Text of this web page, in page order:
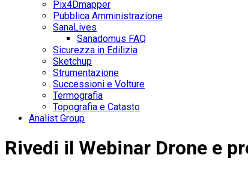
Pix4Dmapper
Pubblica Amministrazione
SanaLives
Sanadomus FAQ
Sicurezza in Edilizia
Sketchup
Strumentazione
Successioni e Volture
Termografia
Topografia e Catasto
Analist Group
Rivedi il Webinar Drone e